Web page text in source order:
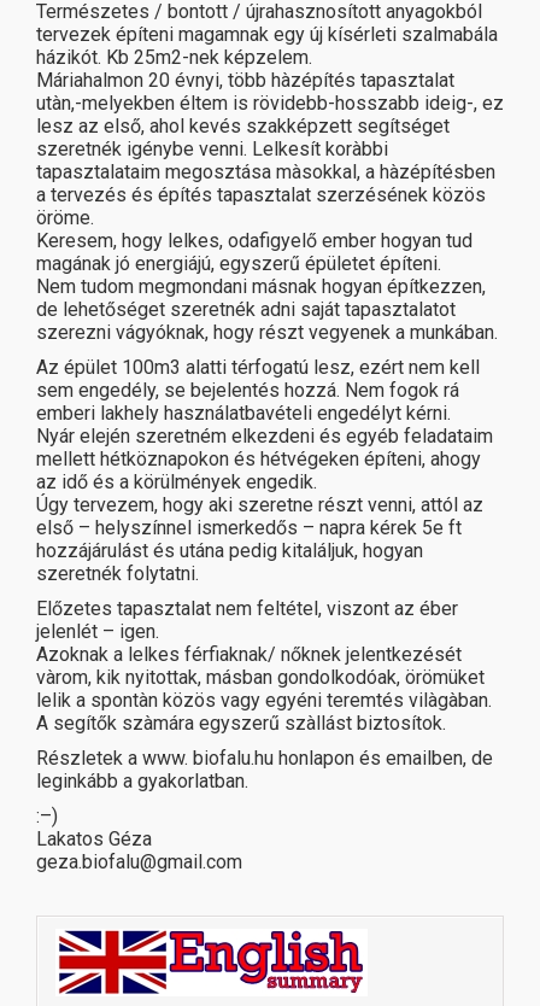
Természetes / bontott / újrahasznosított anyagokból
tervezek építeni magamnak egy új kísérleti szalmabála
házikót. Kb 25m2-nek képzelem.
Máriahalmon 20 évnyi, több hàzépítés tapasztalat
utàn,-melyekben éltem is rövidebb-hosszabb ideig-, ez
lesz az első, ahol kevés szakképzett segítséget
szeretnék igénybe venni. Lelkesít koràbbi
tapasztalataim megosztása màsokkal, a hàzépítésben
a tervezés és építés tapasztalat szerzésének közös
öröme.
Keresem, hogy lelkes, odafigyelő ember hogyan tud
magának jó energiájú, egyszerű épületet építeni.
Nem tudom megmondani másnak hogyan építkezzen,
de lehetőséget szeretnék adni saját tapasztalatot
szerezni vágyóknak, hogy részt vegyenek a munkában.
Az épület 100m3 alatti térfogatú lesz, ezért nem kell
sem engedély, se bejelentés hozzá. Nem fogok rá
emberi lakhely használatbavételi engedélyt kérni.
Nyár elején szeretném elkezdeni és egyéb feladataim
mellett hétköznapokon és hétvégeken építeni, ahogy
az idő és a körülmények engedik.
Úgy tervezem, hogy aki szeretne részt venni, attól az
első – helyszínnel ismerkedős – napra kérek 5e ft
hozzájárulást és utána pedig kitaláljuk, hogyan
szeretnék folytatni.
Előzetes tapasztalat nem feltétel, viszont az éber
jelenlét – igen.
Azoknak a lelkes férfiaknak/ nőknek jelentkezését
vàrom, kik nyitottak, másban gondolkodóak, örömüket
lelik a spontàn közös vagy egyéni teremtés vilàgàban.
A segítők szàmára egyszerű szàllást biztosítok.
Részletek a www. biofalu.hu honlapon és emailben, de
leginkább a gyakorlatban.
:–)
Lakatos Géza
geza.biofalu@gmail.com